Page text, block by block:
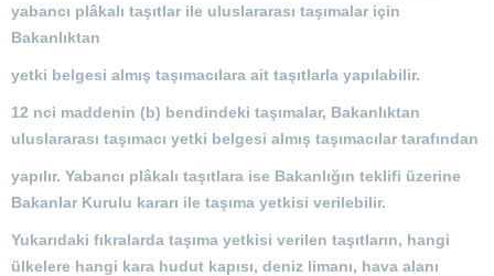
yabancı plâkalı taşıtlar ile uluslararası taşımalar için
Bakanlıktan
yetki belgesi almış taşımacılara ait taşıtlarla yapılabilir.
12 nci maddenin (b) bendindeki taşımalar, Bakanlıktan
uluslararası taşımacı yetki belgesi almış taşımacılar tarafından
yapılır. Yabancı plâkalı taşıtlara ise Bakanlığın teklifi üzerine
Bakanlar Kurulu kararı ile taşıma yetkisi verilebilir.
Yukarıdaki fıkralarda taşıma yetkisi verilen taşıtların, hangi
ülkelere hangi kara hudut kapısı, deniz limanı, hava alanı